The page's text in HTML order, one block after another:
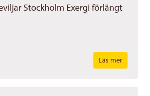
Stockholm Exergi förlängt
Läs mer